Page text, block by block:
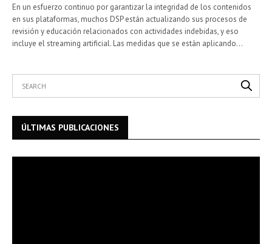
En un esfuerzo continuo por garantizar la integridad de los contenidos
en sus plataformas, muchos DSP están actualizando sus procesos de
revisión y educación relacionados con actividades indebidas, y eso
incluye el streaming artificial. Las medidas que se están aplicando…
ÚLTIMAS PUBLICACIONES